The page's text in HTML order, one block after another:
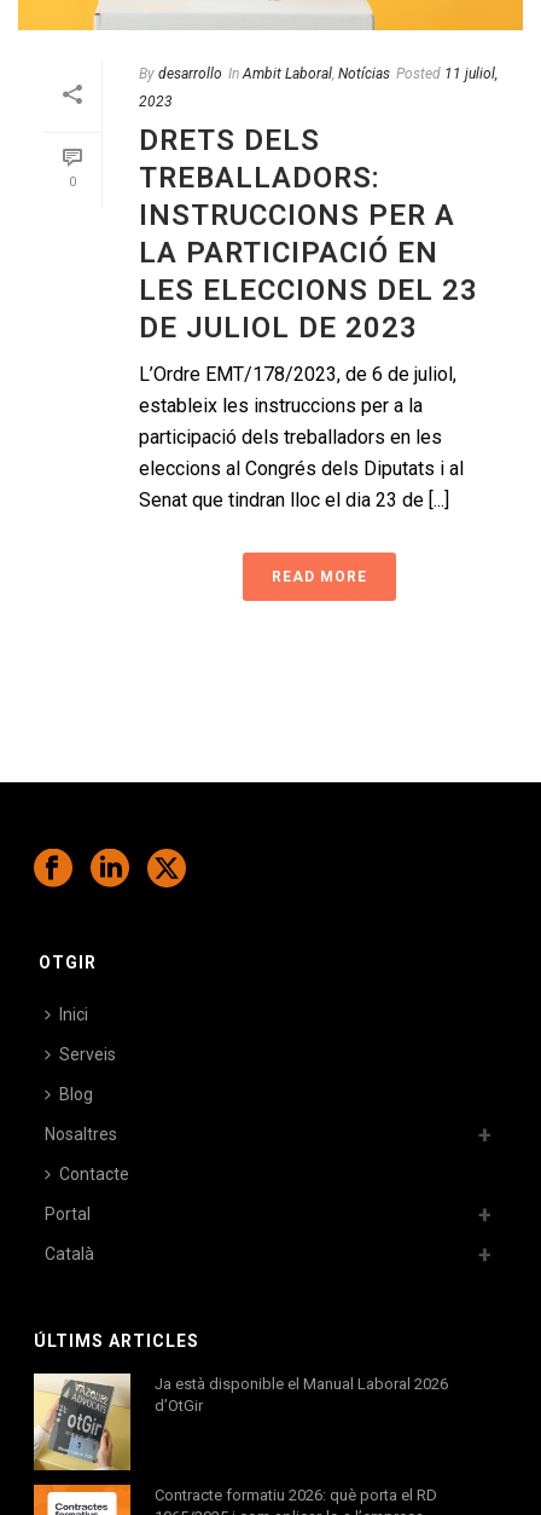
0
By desarrollo In Ambit Laboral, Notícias Posted 11 juliol,
2023
DRETS DELS
TREBALLADORS:
INSTRUCCIONS PER A
LA PARTICIPACIÓ EN
LES ELECCIONS DEL 23
DE JULIOL DE 2023
L’Ordre EMT/178/2023, de 6 de juliol,
estableix les instruccions per a la
participació dels treballadors en les
eleccions al Congrés dels Diputats i al
Senat que tindran lloc el dia 23 de [...]
READ MORE
OTGIR
Inici
Serveis
Blog
Nosaltres
Contacte
Portal
Català
ÚLTIMS ARTICLES
Ja està disponible el Manual Laboral 2026
d’OtGir
Contracte formatiu 2026: què porta el RD